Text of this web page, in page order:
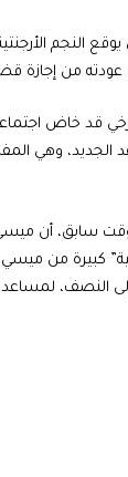
النجم
من إجازة
قد خاض اجتماعاً
وهي
سابق، أن
كبيرة من
النصف، لمساعدة